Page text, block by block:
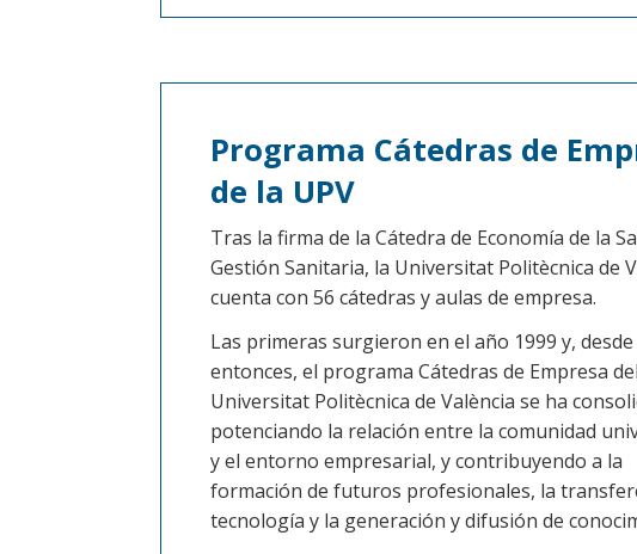
Programa Cátedras de
de la UPV
Tras la firma de la Cátedra de Economía de la
Gestión Sanitaria, la Universitat Politècnica de
cuenta con 56 cátedras y aulas de empresa.
Las primeras surgieron en el año 1999 y, desde
entonces, el programa Cátedras de Empresa
Universitat Politècnica de València se ha
potenciando la relación entre la comunidad
y el entorno empresarial, y contribuyendo a la
formación de futuros profesionales, la
tecnología y la generación y difusión de